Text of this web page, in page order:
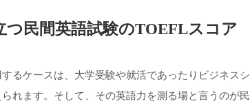
つ民間英語試験のTOEFLスコア
るケースは、大学受験や就活であったりビジネス
れます。そして、その英語力を測る場と言うのが